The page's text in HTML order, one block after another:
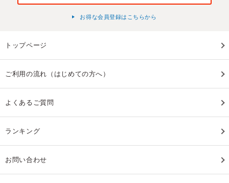
お得な会員登録はこちらから
トップページ
ご利用の流れ（はじめての方へ）
よくあるご質問
ランキング
お問い合わせ